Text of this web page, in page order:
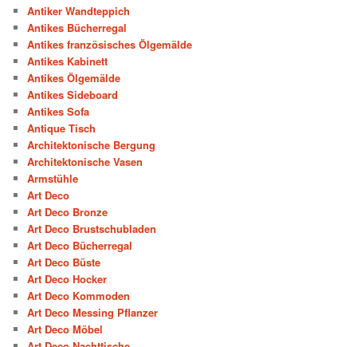
Antiker Wandteppich
Antikes Bücherregal
Antikes französisches Ölgemälde
Antikes Kabinett
Antikes Ölgemälde
Antikes Sideboard
Antikes Sofa
Antique Tisch
Architektonische Bergung
Architektonische Vasen
Armstühle
Art Deco
Art Deco Bronze
Art Deco Brustschubladen
Art Deco Bücherregal
Art Deco Büste
Art Deco Hocker
Art Deco Kommoden
Art Deco Messing Pflanzer
Art Deco Möbel